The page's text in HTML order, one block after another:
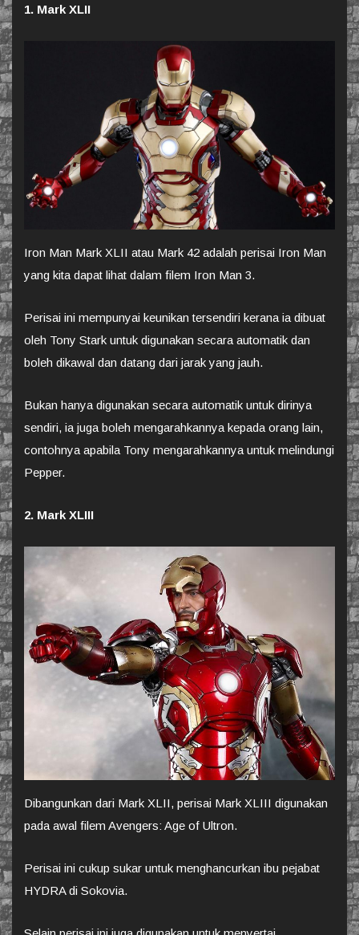
1. Mark XLII
Iron Man Mark XLII atau Mark 42 adalah perisai Iron Man
yang kita dapat lihat dalam filem Iron Man 3.
Perisai ini mempunyai keunikan tersendiri kerana ia dibuat
oleh Tony Stark untuk digunakan secara automatik dan
boleh dikawal dan datang dari jarak yang jauh.
Bukan hanya digunakan secara automatik untuk dirinya
sendiri, ia juga boleh mengarahkannya kepada orang lain,
contohnya apabila Tony mengarahkannya untuk melindungi
Pepper.
2. Mark XLIII
Dibangunkan dari Mark XLII, perisai Mark XLIII digunakan
pada awal filem Avengers: Age of Ultron.
Perisai ini cukup sukar untuk menghancurkan ibu pejabat
HYDRA di Sokovia.